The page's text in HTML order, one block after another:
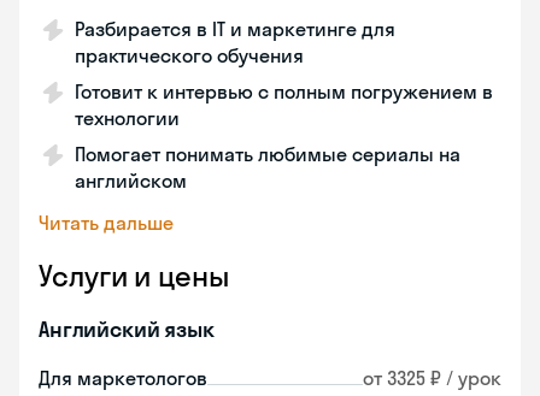
Разбирается в IT и маркетинге для
практического обучения
Готовит к интервью с полным погружением в
технологии
Помогает понимать любимые сериалы на
английском
Читать дальше
Услуги и цены
Английский язык
Для маркетологов от 3325 ₽ / урок